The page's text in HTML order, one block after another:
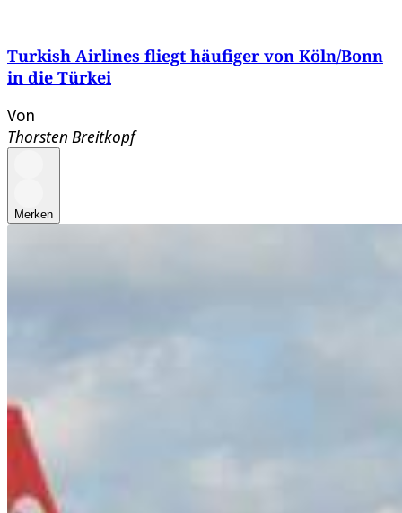
Turkish Airlines fliegt häufiger von Köln/Bonn
in die Türkei
Von
Thorsten Breitkopf
Merken